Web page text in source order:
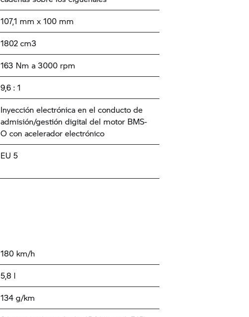
107,1 mm x 100 mm
1802 cm3
163 Nm a 3000 rpm
9,6 : 1
Inyección electrónica en el conducto de
admisión/gestión digital del motor BMS-
O con acelerador electrónico
EU 5
180 km/h
5,8 l
134 g/km